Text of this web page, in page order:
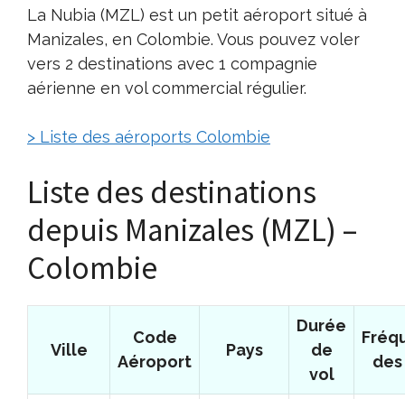
La Nubia (MZL) est un petit aéroport situé à
Manizales, en Colombie. Vous pouvez voler
vers 2 destinations avec 1 compagnie
aérienne en vol commercial régulier.
> Liste des aéroports Colombie
Liste des destinations
depuis Manizales (MZL) –
Colombie
Ville
Code
Aéroport
Pays
Durée
de
vol